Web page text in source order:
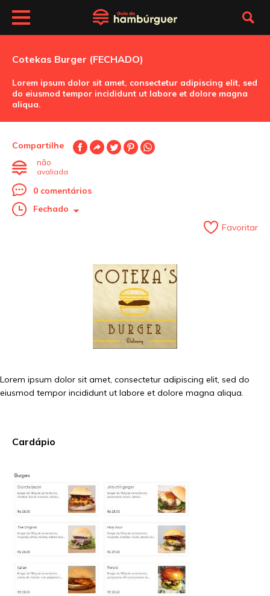
Cotekas Burger (FECHADO)
Lorem ipsum dolor sit amet, consectetur adipiscing elit, sed
do eiusmod tempor incididunt ut labore et dolore magna
aliqua.
Compartilhe
não
avaliada
0 comentários
Fechado
Favoritar
Lorem ipsum dolor sit amet, consectetur adipiscing elit, sed do
eiusmod tempor incididunt ut labore et dolore magna aliqua.
Cardápio